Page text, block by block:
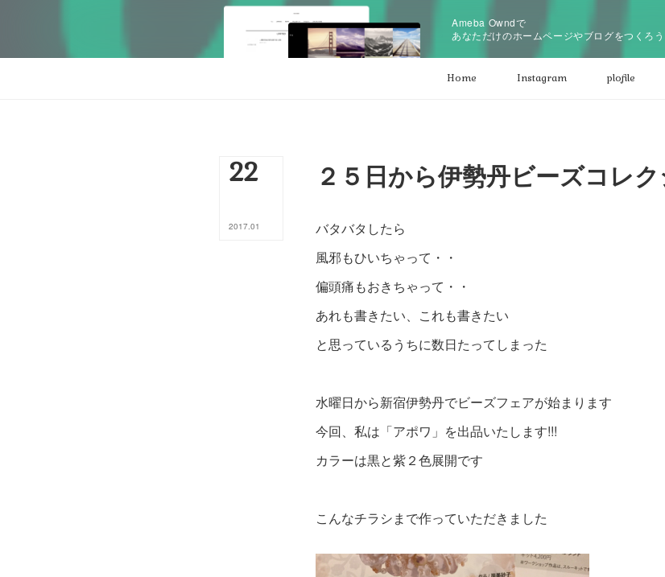
Ameba Owndで
あなただけのホームページやブログをつくろう
Home Instagram plofile
22
2017.01
２５日から伊勢丹ビーズコレ
バタバタしたら
風邪もひいちゃって・・
偏頭痛もおきちゃって・・
あれも書きたい、これも書きたい
と思っているうちに数日たってしまった
水曜日から新宿伊勢丹でビーズフェアが始まります
今回、私は「アポワ」を出品いたします!!!
カラーは黒と紫２色展開です
こんなチラシまで作っていただきました